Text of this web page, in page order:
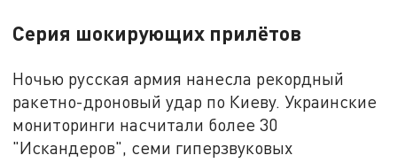
Серия шокирующих прилётов
Ночью русская армия нанесла рекордный
ракетно-дроновый удар по Киеву. Украинские
мониторинги насчитали более 30
"Искандеров", семи гиперзвуковых